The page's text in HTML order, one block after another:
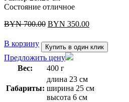
Состояние отличное
BYN700.00 Первоначальная
составляла
BYN 700.00.
BYN 350.00Текущая
BYN 350.00.
В корзину Купить в один клик
Предложить цену
Вес:
400 г
Габариты:
длина 23 см
ширина 25 см
высота 6 см